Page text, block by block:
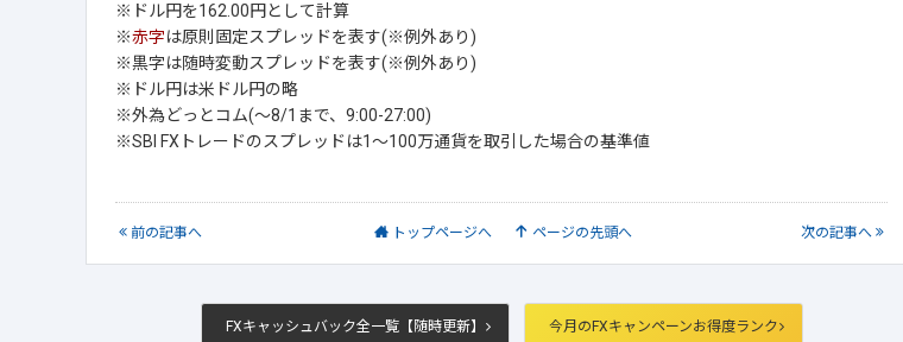
※ドル円を162.00円として計算
※赤字は原則固定スプレッドを表す(※例外あり)
※黒字は随時変動スプレッドを表す(※例外あり)
※ドル円は米ドル円の略
※外為どっとコム(～8/1まで、9:00-27:00)
※SBI FXトレードのスプレッドは1～100万通貨を取引した場合の基準値
前の記事へ トップページへ ページの先頭へ 次の記事へ
FXキャッシュバック全一覧【随時更新】 今月のFXキャンペーンお得度ランク